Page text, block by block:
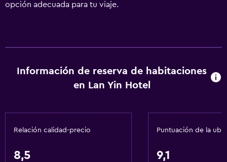
opción adecuada para tu viaje.
Información de reserva de habitaciones
en Lan Yin Hotel
Relación calidad-precio
8,5
Puntuación de la
9,1